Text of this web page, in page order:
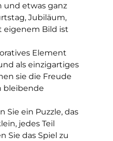
und etwas ganz
Jubiläum,
eigenem Bild ist
Element
als einzigartiges
sie die Freude
bleibende
Sie ein Puzzle, das
jedes Teil
Sie das Spiel zu